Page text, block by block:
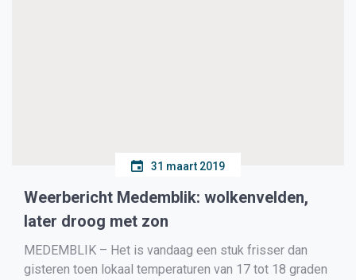
31 maart 2019
Weerbericht Medemblik: wolkenvelden,
later droog met zon
MEDEMBLIK – Het is vandaag een stuk frisser dan
gisteren toen lokaal temperaturen van 17 tot 18 graden